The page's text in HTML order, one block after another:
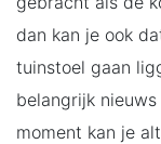
dan kan je ook
tuinstoel gaan
belangrijk
moment kan je